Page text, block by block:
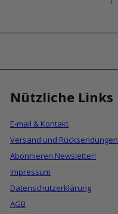
Nützliche Links
E-mail & Kontakt
Versand und Rücksendungen
Abonnieren Newsletter!
Impressum
Datenschutzerklärung
AGB